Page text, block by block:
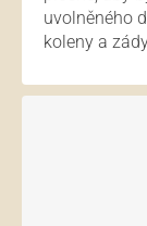
uvolněného
koleny a